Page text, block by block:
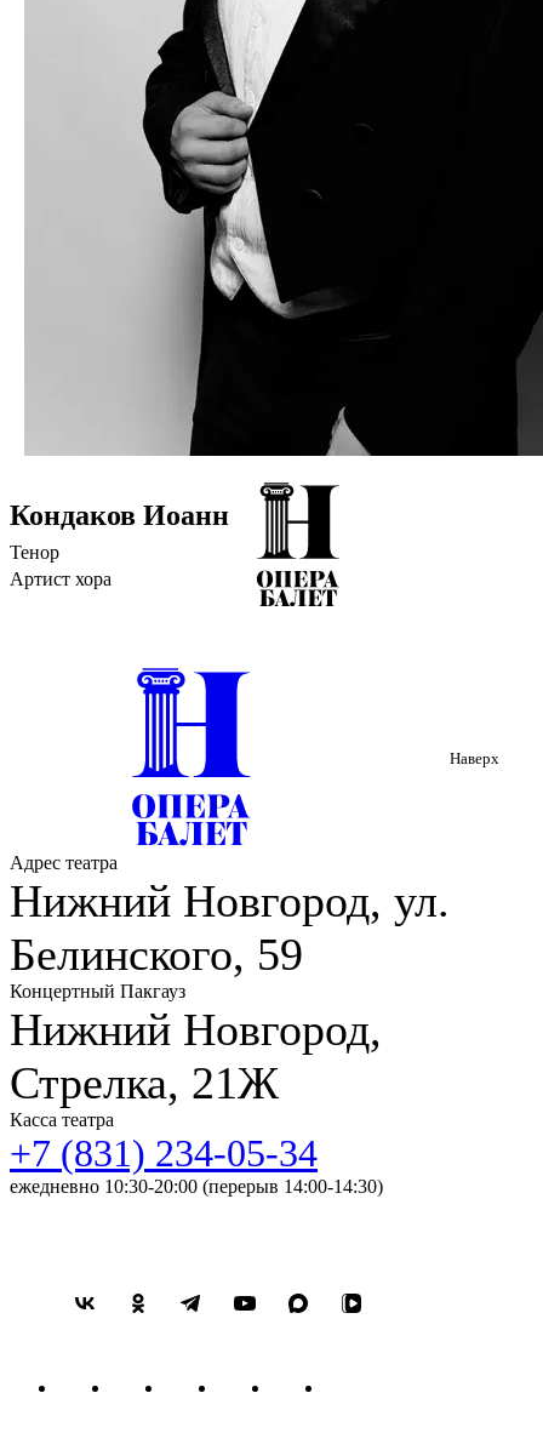
Кондаков Иоанн
Тенор
Артист хора
Наверх
Адрес театра
Нижний Новгород, ул.
Белинского, 59
Концертный Пакгауз
Нижний Новгород,
Стрелка, 21Ж
Касса театра
+7 (831) 234-05-34
ежедневно 10:30-20:00 (перерыв 14:00-14:30)